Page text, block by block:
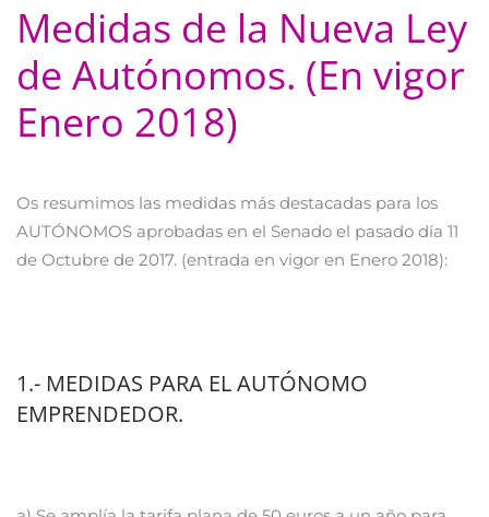
Medidas de la Nueva Ley
de Autónomos. (En vigor
Enero 2018)
Os resumimos las medidas más destacadas para los
AUTÓNOMOS aprobadas en el Senado el pasado día 11
de Octubre de 2017. (entrada en vigor en Enero 2018):
1.- MEDIDAS PARA EL AUTÓNOMO
EMPRENDEDOR.